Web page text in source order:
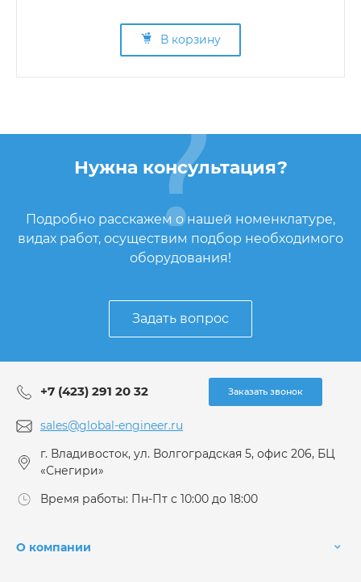
В корзину
Нужна консультация?
Подробно расскажем о нашей номенклатуре,
видах работ, осуществим подбор необходимого
оборудования!
Задать вопрос
+7 (423) 291 20 32 Заказать звонок
sales@global-engineer.ru
г. Владивосток, ул. Волгоградская 5, офис 206, БЦ
«Снегири»
Время работы: Пн-Пт с 10:00 до 18:00
О компании